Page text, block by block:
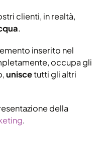
clienti, in realtà,
.
inserito nel
occupa gli
uniscetutti gli altri
della
.